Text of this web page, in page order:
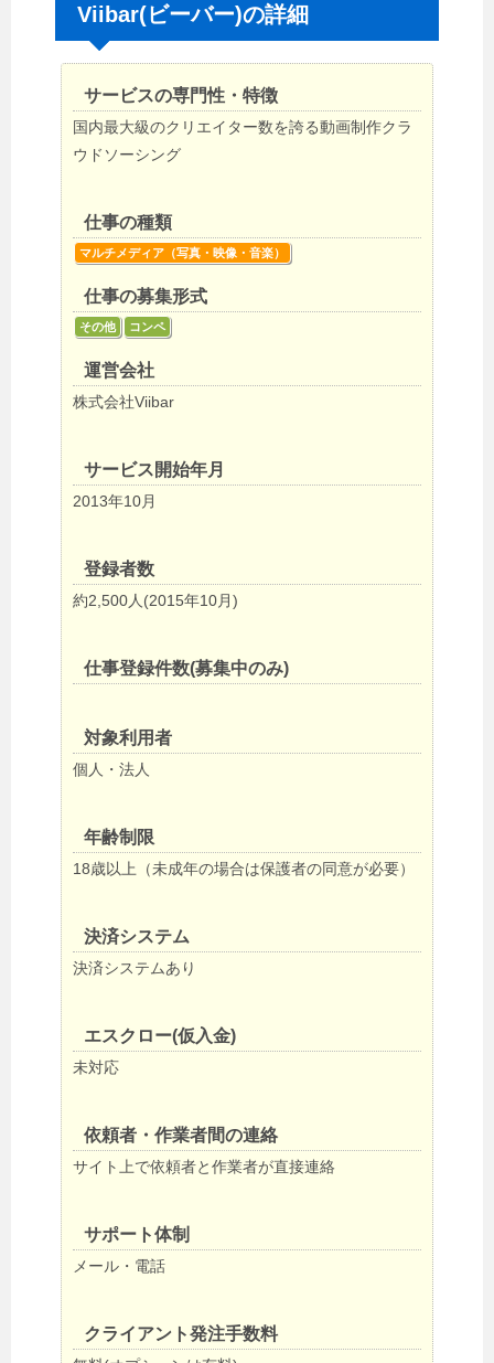
Viibar(ビーバー)の詳細
サービスの専門性・特徴
国内最大級のクリエイター数を誇る動画制作クラ
ウドソーシング
仕事の種類
マルチメディア（写真・映像・音楽）
仕事の募集形式
その他 コンペ
運営会社
株式会社Viibar
サービス開始年月
2013年10月
登録者数
約2,500人(2015年10月)
仕事登録件数(募集中のみ)
対象利用者
個人・法人
年齢制限
18歳以上（未成年の場合は保護者の同意が必要）
決済システム
決済システムあり
エスクロー(仮入金)
未対応
依頼者・作業者間の連絡
サイト上で依頼者と作業者が直接連絡
サポート体制
メール・電話
クライアント発注手数料